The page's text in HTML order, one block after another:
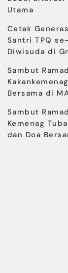
Utama
Cetak
Santri TPQ
Diwisuda di
Sambut
Bersama di
Sambut
Kemenag
dan Doa